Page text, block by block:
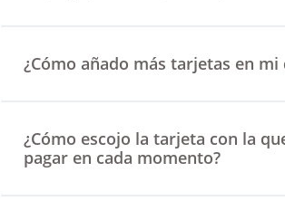
¿Cómo añado más tarjetas en mi
¿Cómo escojo la tarjeta con la
pagar en cada momento?